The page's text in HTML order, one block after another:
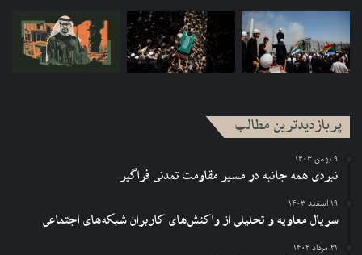
پربازدیدترین مطالب
۹ بهمن ۱۴۰۳
نبردی همه جانبه در مسیر مقاومت تمدنی فراگیر
۱۹ اسفند ۱۴۰۳
سریال معاویه و تحلیلی از واکنش‌های کاربران شبکه‌های اجتماعی
۲۱ مرداد ۱۴۰۲